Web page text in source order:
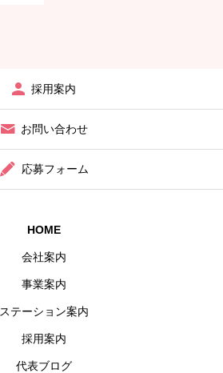
採用案内
お問い合わせ
応募フォーム
HOME
会社案内
事業案内
ステーション案内
採用案内
代表ブログ